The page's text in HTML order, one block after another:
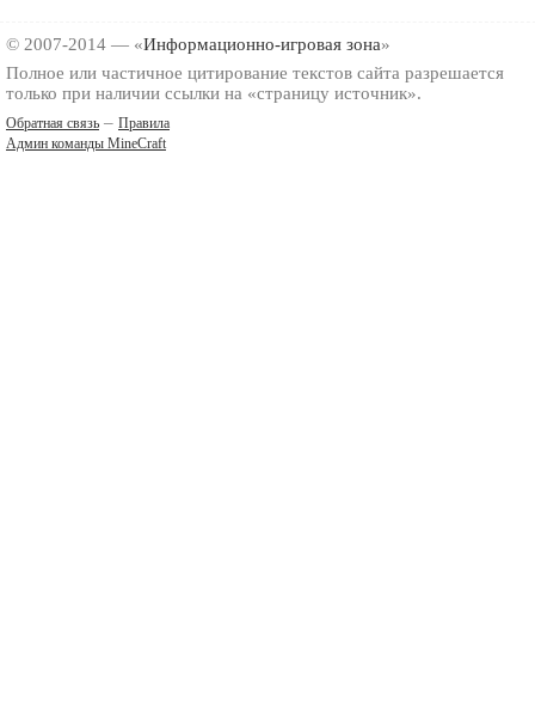
© 2007-2014 — «Информационно-игровая зона»
Полное или частичное цитирование текстов сайта разрешается
только при наличии ссылки на «страницу источник».
Обратная связь – Правила
Админ команды MineCraft